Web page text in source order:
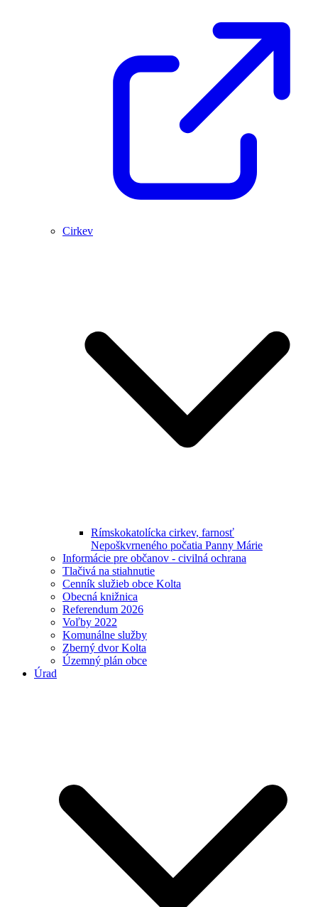
Cirkev
Rímskokatolícka cirkev, farnosť
Nepoškvrneného počatia Panny Márie
Informácie pre občanov - civilná ochrana
Tlačivá na stiahnutie
Cenník služieb obce Kolta
Obecná knižnica
Referendum 2026
Voľby 2022
Komunálne služby
Zberný dvor Kolta
Územný plán obce
Úrad